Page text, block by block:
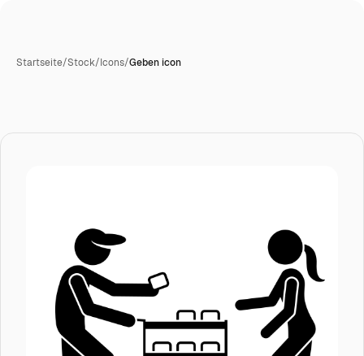
Startseite/Stock/Icons/Geben icon